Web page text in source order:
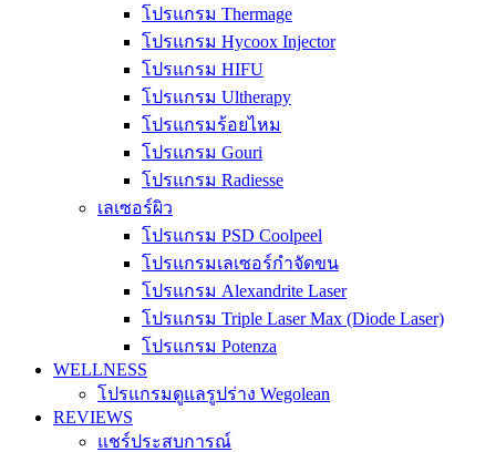
โปรแกรม Thermage
โปรแกรม Hycoox Injector
โปรแกรม HIFU
โปรแกรม Ultherapy
โปรแกรมร้อยไหม
โปรแกรม Gouri
โปรแกรม Radiesse
เลเซอร์ผิว
โปรแกรม PSD Coolpeel
โปรแกรมเลเซอร์กำจัดขน
โปรแกรม Alexandrite Laser
โปรแกรม Triple Laser Max (Diode Laser)
โปรแกรม Potenza
WELLNESS
โปรแกรมดูแลรูปร่าง Wegolean
REVIEWS
แชร์ประสบการณ์